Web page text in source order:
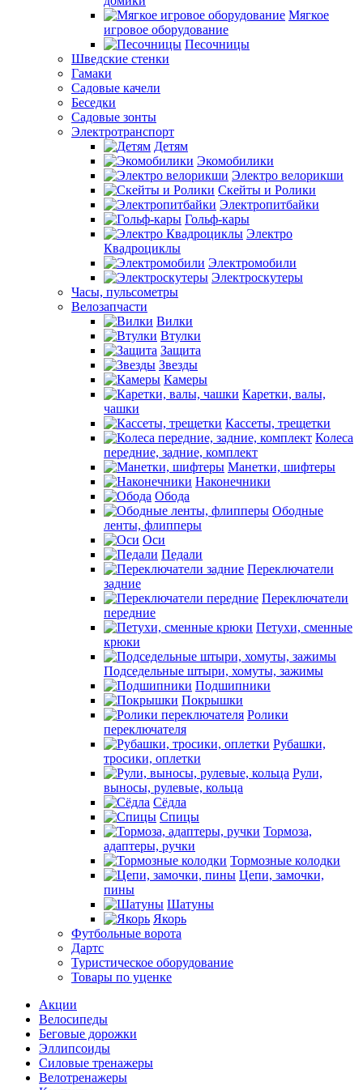
Мягкое
игровое оборудование
Песочницы
Шведские стенки
Гамаки
Садовые качели
Беседки
Садовые зонты
Электротранспорт
Детям
Экомобилики
Электро велорикши
Скейты и Ролики
Электропитбайки
Гольф-кары
Электро
Квадроциклы
Электромобили
Электроскутеры
Часы, пульсометры
Велозапчасти
Вилки
Втулки
Защита
Звезды
Камеры
Каретки, валы,
чашки
Кассеты, трещетки
Колеса
передние, задние, комплект
Манетки, шифтеры
Наконечники
Обода
Ободные
ленты, флипперы
Оси
Педали
Переключатели
задние
Переключатели
передние
Петухи, сменные
крюки
Подседельные штыри, хомуты, зажимы
Подшипники
Покрышки
Ролики
переключателя
Рубашки,
тросики, оплетки
Рули,
выносы, рулевые, кольца
Сёдла
Спицы
Тормоза,
адаптеры, ручки
Тормозные колодки
Цепи, замочки,
пины
Шатуны
Якорь
Футбольные ворота
Дартс
Туристическое оборудование
Товары по уценке
Акции
Велосипеды
Беговые дорожки
Эллипсоиды
Силовые тренажеры
Велотренажеры